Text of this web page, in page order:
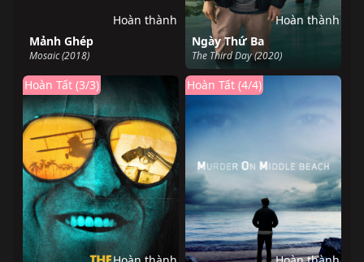
Mảnh Ghép
Mosaic (2018)
Hoàn thành
Ngày Thứ Ba
The Third Day (2020)
Hoàn thành
Hoàn Tất (3/3) Hoàn Tất (4/4)